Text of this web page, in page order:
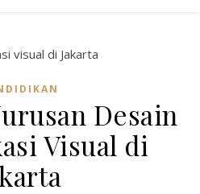
Desain
Visual di